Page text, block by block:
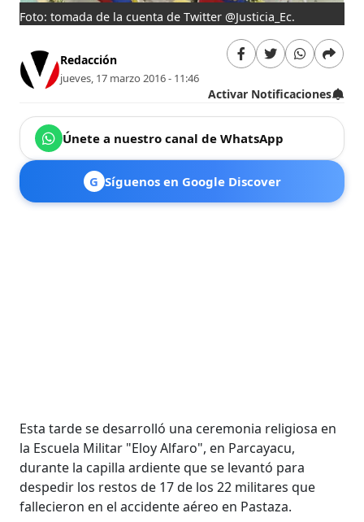
Foto: tomada de la cuenta de Twitter @Justicia_Ec.
Redacción
jueves, 17 marzo 2016 - 11:46
Activar Notificaciones
Únete a nuestro canal de WhatsApp
G Síguenos en Google Discover
Esta tarde se desarrolló una ceremonia religiosa en
la Escuela Militar "Eloy Alfaro", en Parcayacu,
durante la capilla ardiente que se levantó para
despedir los restos de 17 de los 22 militares que
fallecieron en el accidente aéreo en Pastaza.